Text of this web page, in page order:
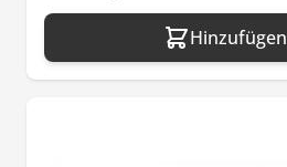
Hinzufügen